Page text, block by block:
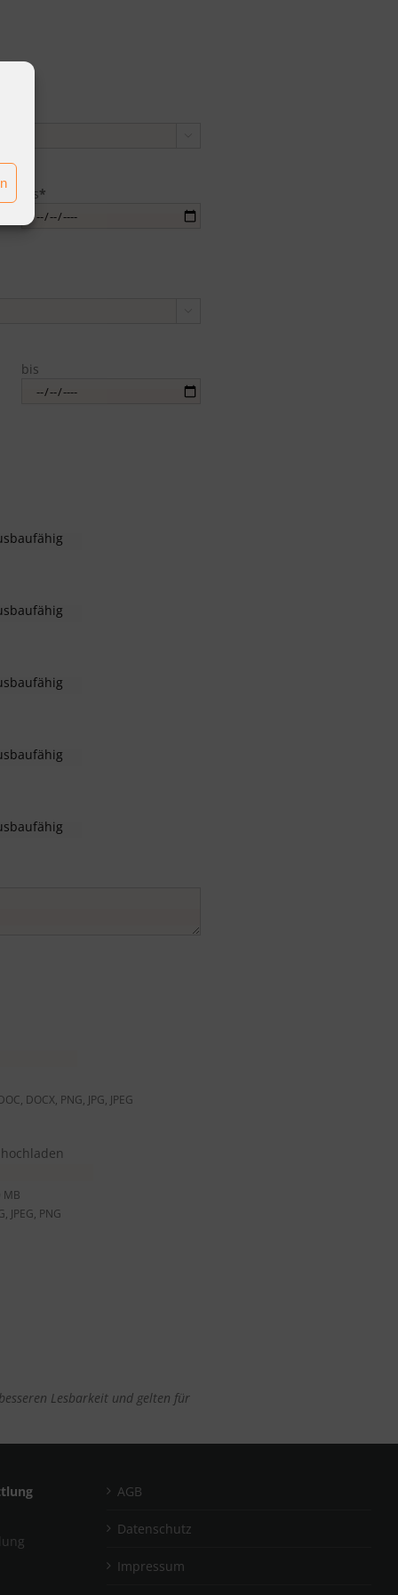
bis*
bis
DOCX, PNG, JPG, JPEG
MB
JPEG, PNG
Lesbarkeit und gelten für
AGB
Datenschutz
Impressum